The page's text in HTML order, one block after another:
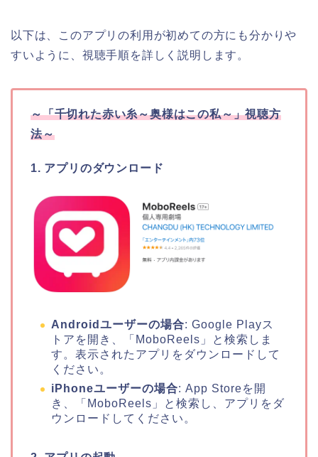
以下は、このアプリの利用が初めての方にも分かりや
すいように、視聴手順を詳しく説明します。
～「千切れた赤い糸～奥様はこの私～」視聴方
法～
1. アプリのダウンロード
Androidユーザーの場合: Google Playス
トアを開き、「MoboReels」と検索しま
す。表示されたアプリをダウンロードして
ください。
iPhoneユーザーの場合: App Storeを開
き、「MoboReels」と検索し、アプリをダ
ウンロードしてください。